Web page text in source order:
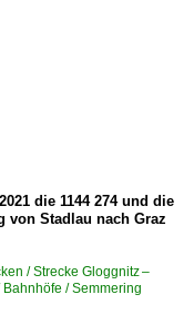
die 1144 274 und die
von Stadlau nach Graz
/ Strecke Gloggnitz –
Bahnhöfe / Semmering